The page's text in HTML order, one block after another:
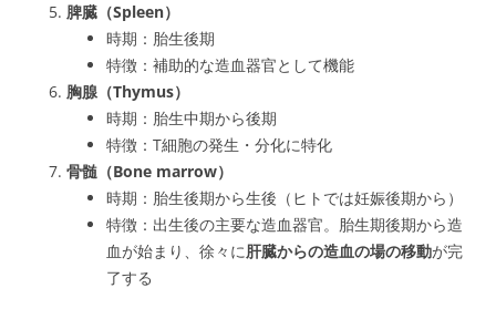
脾臓（Spleen）
時期：胎生後期
特徴：補助的な造血器官として機能
胸腺（Thymus）
時期：胎生中期から後期
特徴：T細胞の発生・分化に特化
骨髄（Bone marrow）
時期：胎生後期から生後（ヒトでは妊娠後期から）
特徴：出生後の主要な造血器官。胎生期後期から造
血が始まり、徐々に肝臓からの造血の場の移動が完
了する